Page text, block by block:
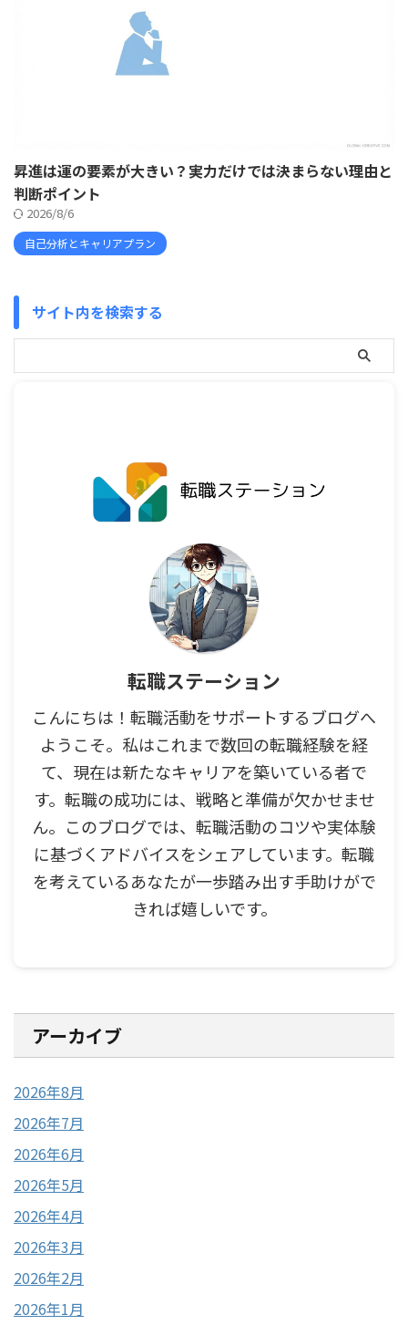
昇進は運の要素が大きい？実力だけでは決まらない理由と
判断ポイント
2026/8/6
自己分析とキャリアプラン
サイト内を検索する
転職ステーション
こんにちは！転職活動をサポートするブログへ
ようこそ。私はこれまで数回の転職経験を経
て、現在は新たなキャリアを築いている者で
す。転職の成功には、戦略と準備が欠かせませ
ん。このブログでは、転職活動のコツや実体験
に基づくアドバイスをシェアしています。転職
を考えているあなたが一歩踏み出す手助けがで
きれば嬉しいです。
アーカイブ
2026年8月
2026年7月
2026年6月
2026年5月
2026年4月
2026年3月
2026年2月
2026年1月